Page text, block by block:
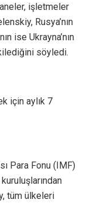
işletmeler
Rusya’nın
ise Ukrayna’nın
söyledi.
için aylık 7
Para Fonu (IMF)
tüm ülkeleri